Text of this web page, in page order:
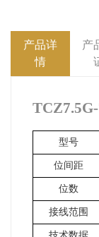
产品详
情
产
型号
位间距
位数
接线范围